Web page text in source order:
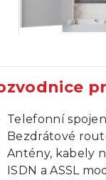
Telefonní
Bezdrátové
Antény, kabely
ISDN a ASSL